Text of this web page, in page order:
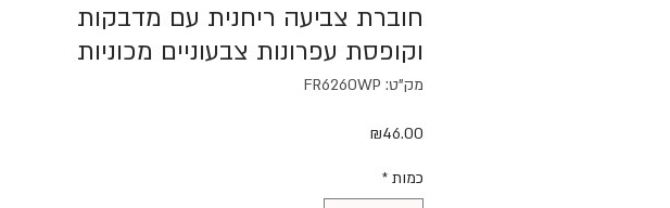
חוברת צביעה ריחנית עם מדבקות
וקופסת עפרונות צבעוניים מכוניות
מק"ט: FR6260WP
₪46.00
כמות *